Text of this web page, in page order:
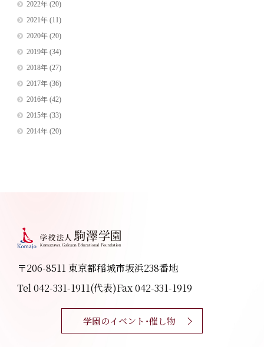
2022年(20)
2021年(11)
2020年(20)
2019年(34)
2018年(27)
2017年(36)
2016年(42)
2015年(33)
2014年(20)
〒206-8511 東京都稲城市坂浜238番地
Tel 042-331-1911(代表)Fax 042-331-1919
学園のイベント・催し物